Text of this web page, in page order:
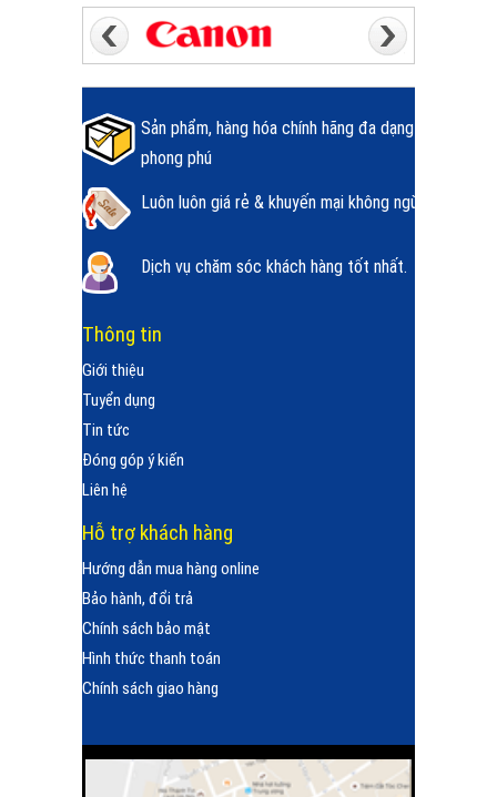
Sản phẩm, hàng hóa chính hãng đa dạng
phong phú
Luôn luôn giá rẻ & khuyến mại không ngừng.
Dịch vụ chăm sóc khách hàng tốt nhất.
Thông tin
Giới thiệu
Tuyển dụng
Tin tức
Đóng góp ý kiến
Liên hệ
Hỗ trợ khách hàng
Hướng dẫn mua hàng online
Bảo hành, đổi trả
Chính sách bảo mật
Hình thức thanh toán
Chính sách giao hàng